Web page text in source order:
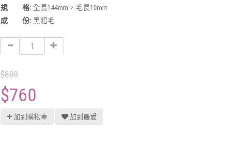
規 格: 全長144mm，毛長10mm
成 份: 黑貂毛
$800
$760
加到購物車 加到最愛